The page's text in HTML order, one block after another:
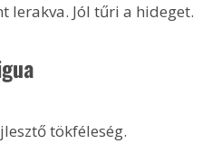
lerakva. Jól tűri a hideget.